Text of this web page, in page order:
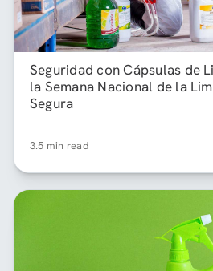
Seguridad con Cápsulas de
la Semana Nacional de la
Segura
3.5 min read